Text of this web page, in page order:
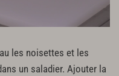
les noisettes et les
un saladier. Ajouter la